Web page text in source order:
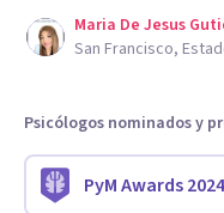
Maria De Jesus
San Francisco,
Psicólogos nominados y
PyM Awards 2024